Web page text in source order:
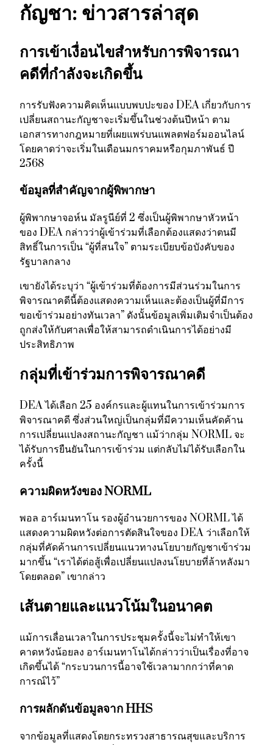
กัญชา: ข่าวสารล่าสุด
การเข้าเงื่อนไขสำหรับการพิจารณา
คดีที่กำลังจะเกิดขึ้น
การรับฟังความคิดเห็นแบบพบปะของ DEA เกี่ยวกับการ
เปลี่ยนสถานะกัญชาจะเริ่มขึ้นในช่วงต้นปีหน้า ตาม
เอกสารทางกฎหมายที่เผยแพร่บนแพลตฟอร์มออนไลน์
โดยคาดว่าจะเริ่มในเดือนมกราคมหรือกุมภาพันธ์ ปี
2568
ข้อมูลที่สำคัญจากผู้พิพากษา
ผู้พิพากษาจอห์น มัลรูนีย์ที่ 2 ซึ่งเป็นผู้พิพากษาหัวหน้า
ของ DEA กล่าวว่าผู้เข้าร่วมที่เลือกต้องแสดงว่าตนมี
สิทธิ์ในการเป็น “ผู้ที่สนใจ” ตามระเบียบข้อบังคับของ
รัฐบาลกลาง
เขายังได้ระบุว่า “ผู้เข้าร่วมที่ต้องการมีส่วนร่วมในการ
พิจารณาคดีนี้ต้องแสดงความเห็นและต้องเป็นผู้ที่มีการ
ขอเข้าร่วมอย่างทันเวลา” ดังนั้นข้อมูลเพิ่มเติมจำเป็นต้อง
ถูกส่งให้กับศาลเพื่อให้สามารถดำเนินการได้อย่างมี
ประสิทธิภาพ
กลุ่มที่เข้าร่วมการพิจารณาคดี
DEA ได้เลือก 25 องค์กรและผู้แทนในการเข้าร่วมการ
พิจารณาคดี ซึ่งส่วนใหญ่เป็นกลุ่มที่มีความเห็นคัดค้าน
การเปลี่ยนแปลงสถานะกัญชา แม้ว่ากลุ่ม NORML จะ
ได้รับการยืนยันในการเข้าร่วม แต่กลับไม่ได้รับเลือกใน
ครั้งนี้
ความผิดหวังของ NORML
พอล อาร์เมนทาโน รองผู้อำนวยการของ NORML ได้
แสดงความผิดหวังต่อการตัดสินใจของ DEA ว่าเลือกให้
กลุ่มที่คัดค้านการเปลี่ยนแนวทางนโยบายกัญชาเข้าร่วม
มากขึ้น “เราได้ต่อสู้เพื่อเปลี่ยนแปลงนโยบายที่ล้าหลังมา
โดยตลอด” เขากล่าว
เส้นตายและแนวโน้มในอนาคต
แม้การเลื่อนเวลาในการประชุมครั้งนี้จะไม่ทำให้เขา
คาดหวังน้อยลง อาร์เมนทาโนได้กล่าวว่าเป็นเรื่องที่อาจ
เกิดขึ้นได้ “กระบวนการนี้อาจใช้เวลามากกว่าที่คาด
การณ์ไว้”
การผลักดันข้อมูลจาก HHS
จากข้อมูลที่แสดงโดยกระทรวงสาธารณสุขและบริการ